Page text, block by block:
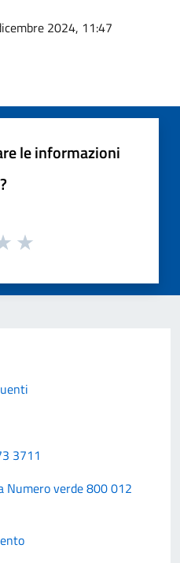
2024, 11:47
le informazioni
3711
Numero verde 800 012